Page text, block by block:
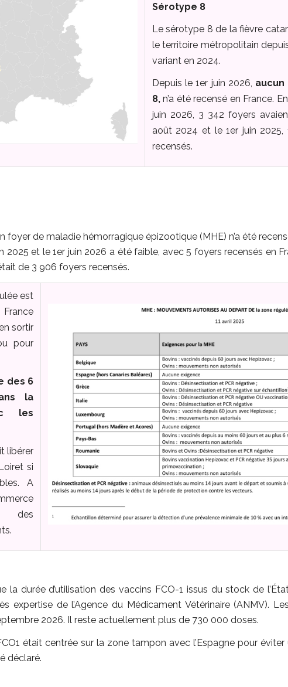
Sérotype 8
Le sérotype 8 de la fièvre
le territoire métropolitain
variant en 2024.
Depuis le 1er juin 2026, aucun
8,n’a été recensé en France.
juin 2026, 3 342 foyers
août 2024 et le 1er juin
recensés.
foyer de maladie hémorragique épizootique (MHE) n’a été
2025 et le 1er juin 2026 a été faible, avec 5 foyers recensés en
de 3 906 foyers recensés.
est
sortir
pour
des 6
la
les
libérer
si
A
des
la durée d’utilisation des vaccins FCO-1 issus du stock de
expertise de l’Agence du Médicament Vétérinaire (ANMV).
2026. Il reste actuellement plus de 730 000 doses.
était centrée sur la zone tampon avec l’Espagne pour
déclaré.